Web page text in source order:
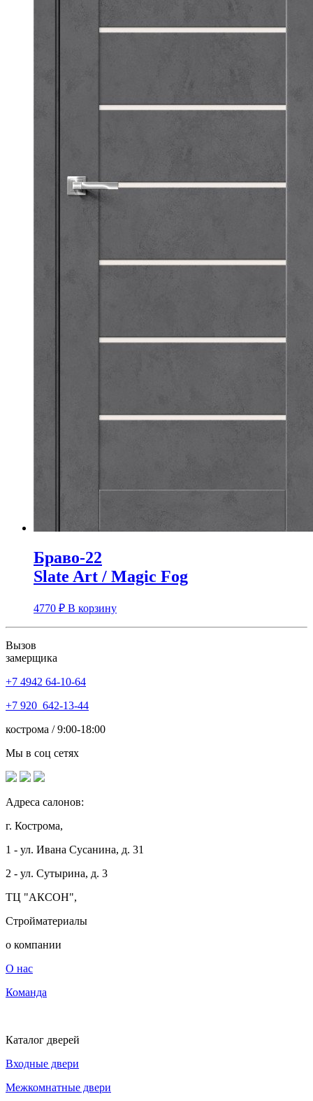
Браво-22
Slate Art / Magic Fog
4770 ₽ В корзину
Вызов
замерщика
+7 4942 64-10-64
+7 920 642-13-44
кострома / 9:00-18:00
Мы в соц сетях
Адреса салонов:
г. Кострома,
1 - ул. Ивана Сусанина, д. 31
2 - ул. Сутырина, д. 3
ТЦ "АКСОН",
Стройматериалы
о компании
О нас
Команда
Каталог дверей
Входные двери
Межкомнатные двери